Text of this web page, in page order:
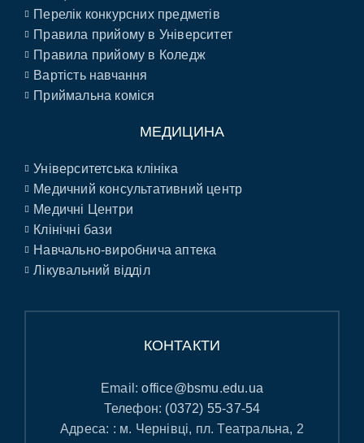
Перелік конкурсних предметів
Правила прийому в Університет
Правила прийому в Коледж
Вартість навчання
Приймальна коміся
МЕДИЦИНА
Університетська клініка
Медичний консультативний центр
Медичні Центри
Клінічні бази
Навчально-виробнича аптека
Лікувальний відділ
КОНТАКТИ
Email:office@bsmu.edu.ua
Телефон: (0372) 55-37-54
Адреса: : м. Чернівці, пл. Театральна, 2